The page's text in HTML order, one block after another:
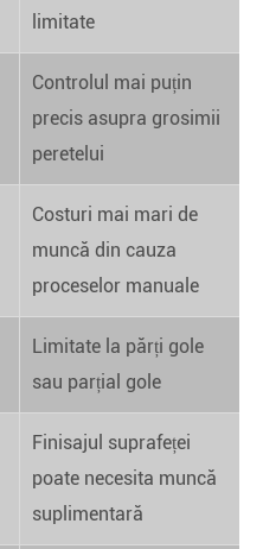
limitate
Controlul mai puțin
precis asupra grosimii
peretelui
Costuri mai mari de
muncă din cauza
proceselor manuale
Limitate la părți gole
sau parțial gole
Finisajul suprafeței
poate necesita muncă
suplimentară